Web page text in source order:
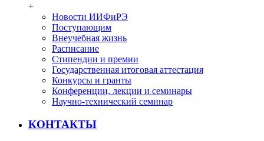
+
Новости ИИФиРЭ
Поступающим
Внеучебная жизнь
Расписание
Стипендии и премии
Государственная итоговая аттестация
Конкурсы и гранты
Конференции, лекции и семинары
Научно-технический семинар
КОНТАКТЫ